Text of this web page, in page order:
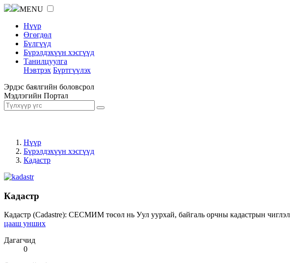
MENU
Нүүр
Өгөгдөл
Бүлгүүд
Бүрэлдэхүүн хэсгүүд
Танилцуулга
Нэвтрэх Бүртгүүлэх
Эрдэс баялгийн боловсрол
Мэдлэгийн Портал
Нүүр
Бүрэлдэхүүн хэсгүүд
Кадастр
Кадастр
Кадастр (Cadastre): СЕСМИМ төсөл нь Уул уурхай, байгаль орчны кадастрын
цааш унших
Дагагчид
0